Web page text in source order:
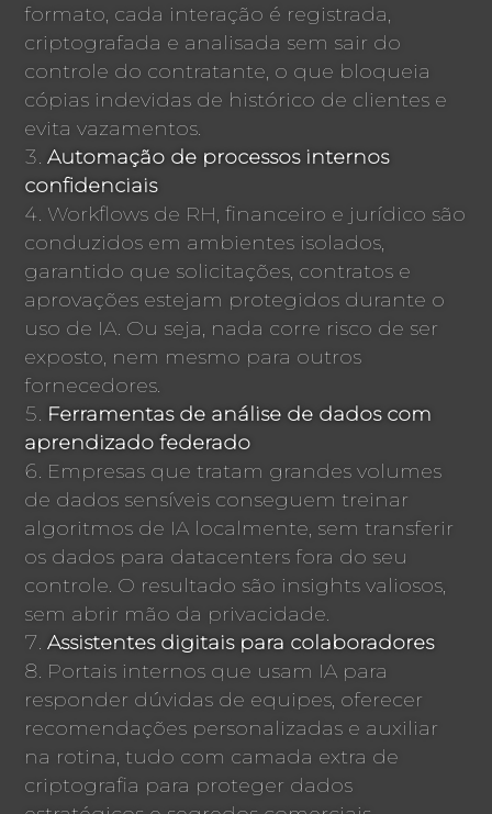
formato, cada interação é registrada,
criptografada e analisada sem sair do
controle do contratante, o que bloqueia
cópias indevidas de histórico de clientes e
evita vazamentos.
Automação de processos internos
confidenciais
Workflows de RH, financeiro e jurídico são
conduzidos em ambientes isolados,
garantido que solicitações, contratos e
aprovações estejam protegidos durante o
uso de IA. Ou seja, nada corre risco de ser
exposto, nem mesmo para outros
fornecedores.
Ferramentas de análise de dados com
aprendizado federado
Empresas que tratam grandes volumes
de dados sensíveis conseguem treinar
algoritmos de IA localmente, sem transferir
os dados para datacenters fora do seu
controle. O resultado são insights valiosos,
sem abrir mão da privacidade.
Assistentes digitais para colaboradores
Portais internos que usam IA para
responder dúvidas de equipes, oferecer
recomendações personalizadas e auxiliar
na rotina, tudo com camada extra de
criptografia para proteger dados